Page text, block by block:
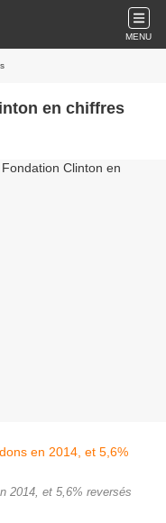
MENU
en chiffres
2014, et 5,6% reversés